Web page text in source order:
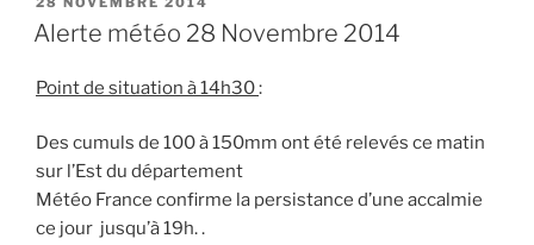
la
publique
la
gendarmerie »
LE
Alerte météo 28 Novembre 2014
Point de situation à 14h30:
Des cumuls de 100 à 150mm ont été relevés ce matin
sur l’Est du département
Météo France confirme la persistance d’une accalmie
ce jour jusqu’à 19h. .